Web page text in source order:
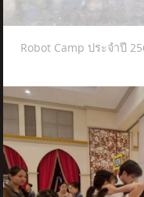
Robot Camp ประจำปี